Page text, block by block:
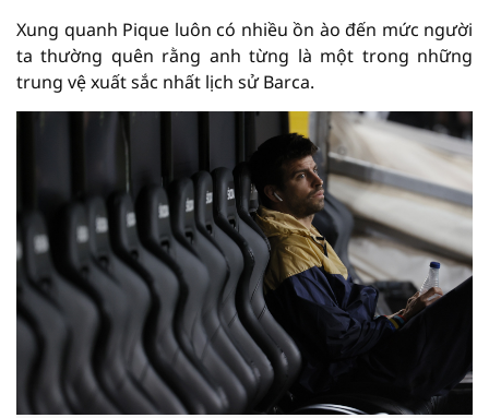
Xung quanh Pique luôn có nhiều ồn ào đến mức người
ta thường quên rằng anh từng là một trong những
trung vệ xuất sắc nhất lịch sử Barca.